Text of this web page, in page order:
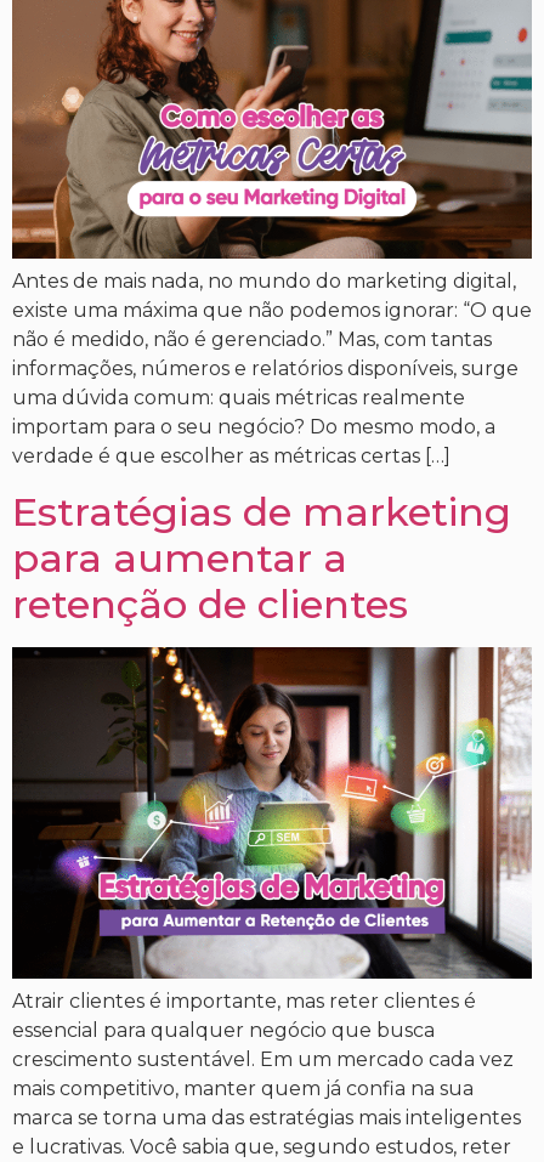
Antes de mais nada, no mundo do marketing digital,
existe uma máxima que não podemos ignorar: “O que
não é medido, não é gerenciado.” Mas, com tantas
informações, números e relatórios disponíveis, surge
uma dúvida comum: quais métricas realmente
importam para o seu negócio? Do mesmo modo, a
verdade é que escolher as métricas certas […]
Estratégias de marketing
para aumentar a
retenção de clientes
Atrair clientes é importante, mas reter clientes é
essencial para qualquer negócio que busca
crescimento sustentável. Em um mercado cada vez
mais competitivo, manter quem já confia na sua
marca se torna uma das estratégias mais inteligentes
e lucrativas. Você sabia que, segundo estudos, reter